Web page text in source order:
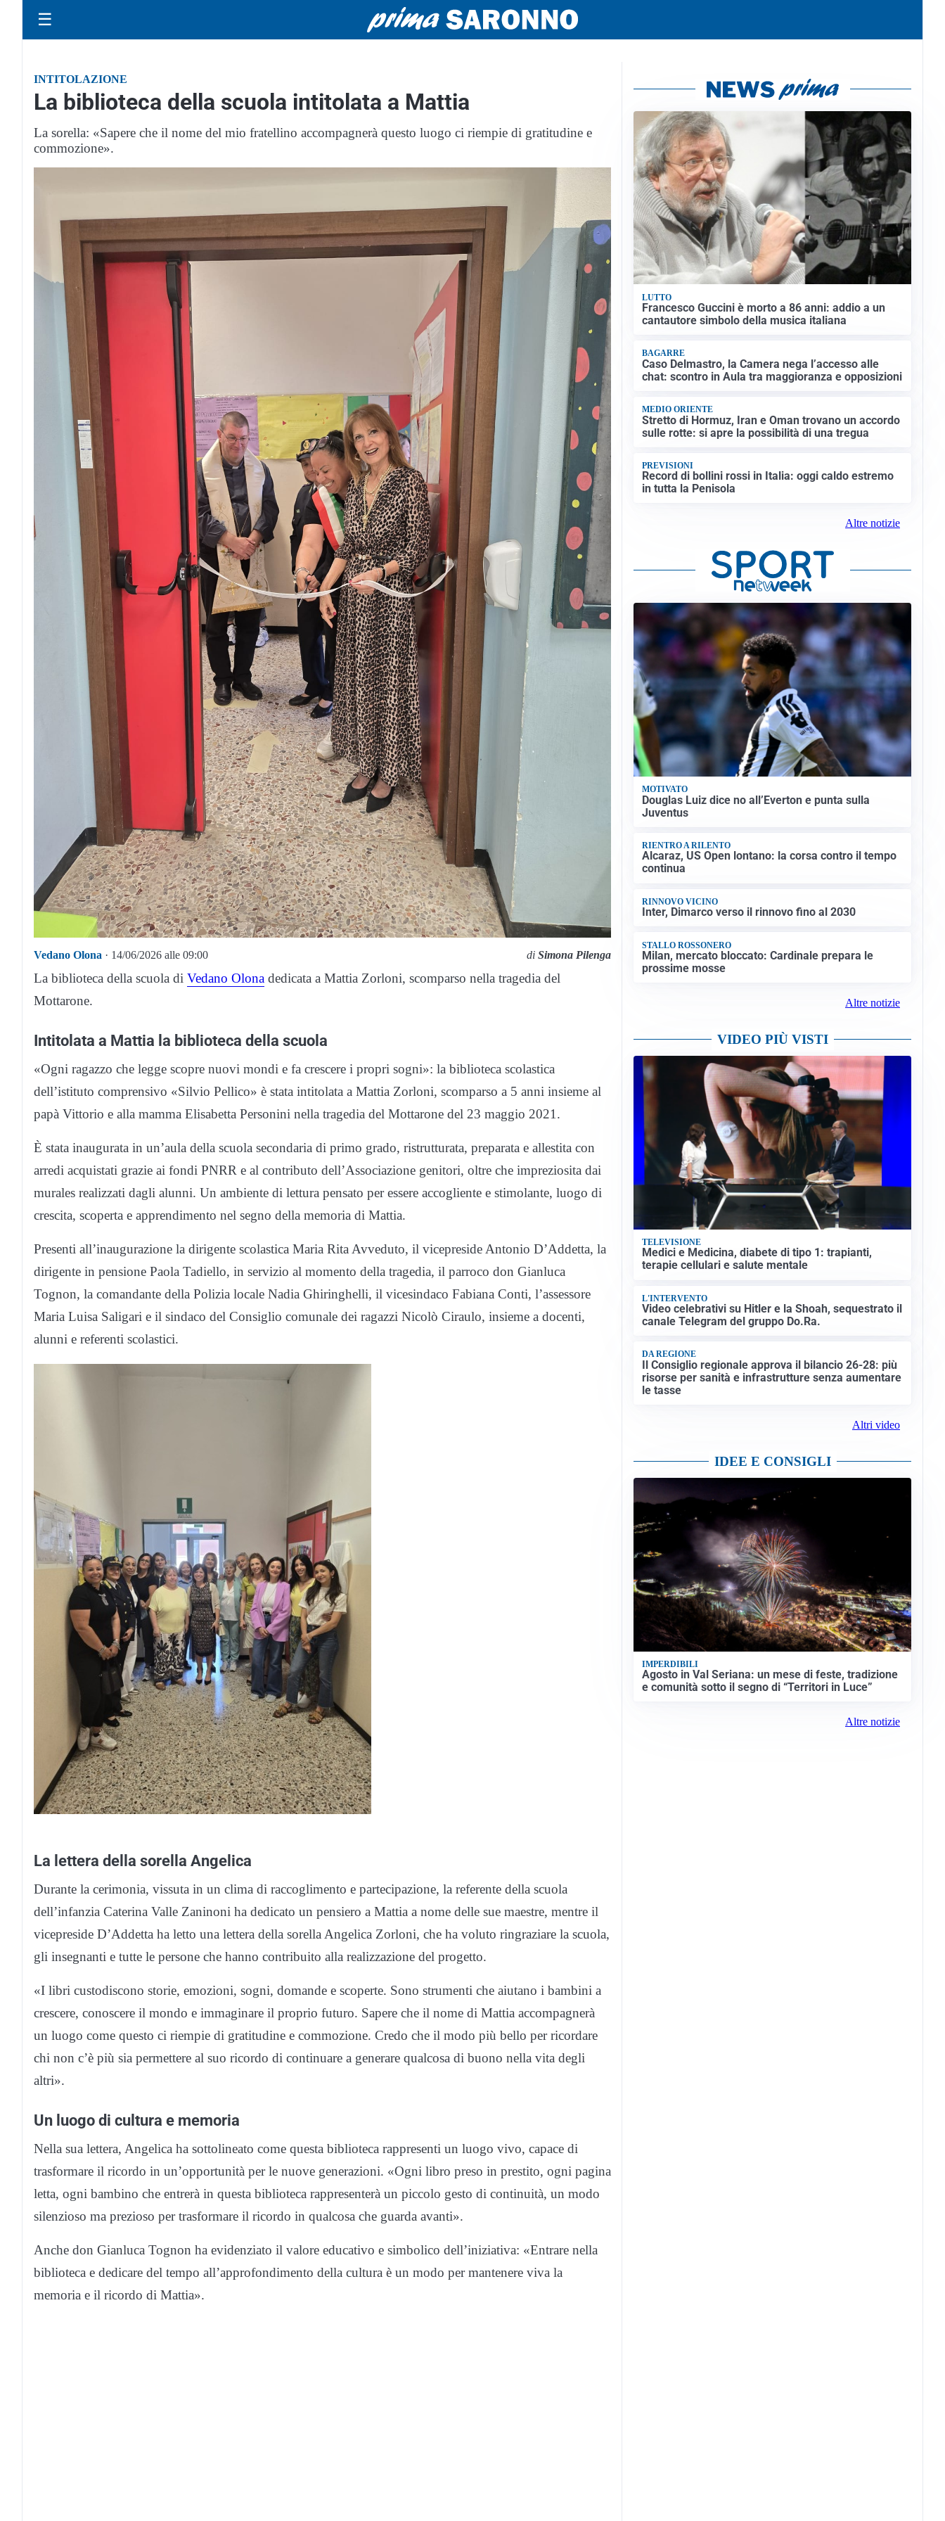
☰
INTITOLAZIONE
La biblioteca della scuola intitolata a Mattia
La sorella: «Sapere che il nome del mio fratellino accompagnerà questo luogo ci riempie di gratitudine e
commozione».
Vedano Olona · 14/06/2026 alle 09:00 diSimona Pilenga
La biblioteca della scuola di Vedano Olona dedicata a Mattia Zorloni, scomparso nella tragedia del
Mottarone.
Intitolata a Mattia la biblioteca della scuola
«Ogni ragazzo che legge scopre nuovi mondi e fa crescere i propri sogni»: la biblioteca scolastica
dell’istituto comprensivo «Silvio Pellico» è stata intitolata a Mattia Zorloni, scomparso a 5 anni insieme al
papà Vittorio e alla mamma Elisabetta Personini nella tragedia del Mottarone del 23 maggio 2021.
È stata inaugurata in un’aula della scuola secondaria di primo grado, ristrutturata, preparata e allestita con
arredi acquistati grazie ai fondi PNRR e al contributo dell’Associazione genitori, oltre che impreziosita dai
murales realizzati dagli alunni. Un ambiente di lettura pensato per essere accogliente e stimolante, luogo di
crescita, scoperta e apprendimento nel segno della memoria di Mattia.
Presenti all’inaugurazione la dirigente scolastica Maria Rita Avveduto, il vicepreside Antonio D’Addetta, la
dirigente in pensione Paola Tadiello, in servizio al momento della tragedia, il parroco don Gianluca
Tognon, la comandante della Polizia locale Nadia Ghiringhelli, il vicesindaco Fabiana Conti, l’assessore
Maria Luisa Saligari e il sindaco del Consiglio comunale dei ragazzi Nicolò Ciraulo, insieme a docenti,
alunni e referenti scolastici.
La lettera della sorella Angelica
Durante la cerimonia, vissuta in un clima di raccoglimento e partecipazione, la referente della scuola
dell’infanzia Caterina Valle Zaninoni ha dedicato un pensiero a Mattia a nome delle sue maestre, mentre il
vicepreside D’Addetta ha letto una lettera della sorella Angelica Zorloni, che ha voluto ringraziare la scuola,
gli insegnanti e tutte le persone che hanno contribuito alla realizzazione del progetto.
«I libri custodiscono storie, emozioni, sogni, domande e scoperte. Sono strumenti che aiutano i bambini a
crescere, conoscere il mondo e immaginare il proprio futuro. Sapere che il nome di Mattia accompagnerà
un luogo come questo ci riempie di gratitudine e commozione. Credo che il modo più bello per ricordare
chi non c’è più sia permettere al suo ricordo di continuare a generare qualcosa di buono nella vita degli
altri».
Un luogo di cultura e memoria
Nella sua lettera, Angelica ha sottolineato come questa biblioteca rappresenti un luogo vivo, capace di
trasformare il ricordo in un’opportunità per le nuove generazioni. «Ogni libro preso in prestito, ogni pagina
letta, ogni bambino che entrerà in questa biblioteca rappresenterà un piccolo gesto di continuità, un modo
silenzioso ma prezioso per trasformare il ricordo in qualcosa che guarda avanti».
Anche don Gianluca Tognon ha evidenziato il valore educativo e simbolico dell’iniziativa: «Entrare nella
biblioteca e dedicare del tempo all’approfondimento della cultura è un modo per mantenere viva la
memoria e il ricordo di Mattia».
LUTTO
Francesco Guccini è morto a 86 anni: addio a un
cantautore simbolo della musica italiana
BAGARRE
Caso Delmastro, la Camera nega l’accesso alle
chat: scontro in Aula tra maggioranza e opposizioni
MEDIO ORIENTE
Stretto di Hormuz, Iran e Oman trovano un accordo
sulle rotte: si apre la possibilità di una tregua
PREVISIONI
Record di bollini rossi in Italia: oggi caldo estremo
in tutta la Penisola
Altre notizie
MOTIVATO
Douglas Luiz dice no all’Everton e punta sulla
Juventus
RIENTRO A RILENTO
Alcaraz, US Open lontano: la corsa contro il tempo
continua
RINNOVO VICINO
Inter, Dimarco verso il rinnovo fino al 2030
STALLO ROSSONERO
Milan, mercato bloccato: Cardinale prepara le
prossime mosse
Altre notizie
VIDEO PIÙ VISTI
TELEVISIONE
Medici e Medicina, diabete di tipo 1: trapianti,
terapie cellulari e salute mentale
L'INTERVENTO
Video celebrativi su Hitler e la Shoah, sequestrato il
canale Telegram del gruppo Do.Ra.
DA REGIONE
Il Consiglio regionale approva il bilancio 26-28: più
risorse per sanità e infrastrutture senza aumentare
le tasse
Altri video
IDEE E CONSIGLI
IMPERDIBILI
Agosto in Val Seriana: un mese di feste, tradizione
e comunità sotto il segno di “Territori in Luce”
Altre notizie